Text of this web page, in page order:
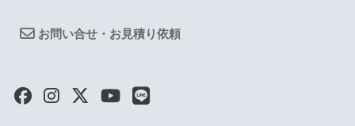
お問い合せ・お見積り依頼